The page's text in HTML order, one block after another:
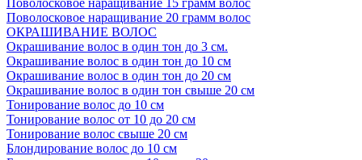
Поволосковое наращивание 15 грамм волос
Поволосковое наращивание 20 грамм волос
ОКРАШИВАНИЕ ВОЛОС
Окрашивание волос в один тон до 3 см.
Окрашивание волос в один тон до 10 см
Окрашивание волос в один тон до 20 см
Окрашивание волос в один тон свыше 20 см
Тонирование волос до 10 см
Тонирование волос от 10 до 20 см
Тонирование волос свыше 20 см
Блондирование волос до 10 см